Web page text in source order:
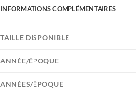
INFORMATIONS COMPLÉMENTAIRES
TAILLE DISPONIBLE
ANNÉE/ÉPOQUE
ANNÉES/ÉPOQUE